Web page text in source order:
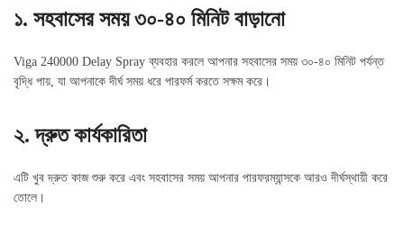
১. সহবাসের সময় ৩০-৪০ মিনিট বাড়ানো
Viga 240000 Delay Spray ব্যবহার করলে আপনার সহবাসের সময় ৩০-৪০ মিনিট পর্যন্ত
বৃদ্ধি পায়, যা আপনাকে দীর্ঘ সময় ধরে পারফর্ম করতে সক্ষম করে।
২. দ্রুত কার্যকারিতা
এটি খুব দ্রুত কাজ শুরু করে এবং সহবাসের সময় আপনার পারফরম্যান্সকে আরও দীর্ঘস্থায়ী করে
তোলে।